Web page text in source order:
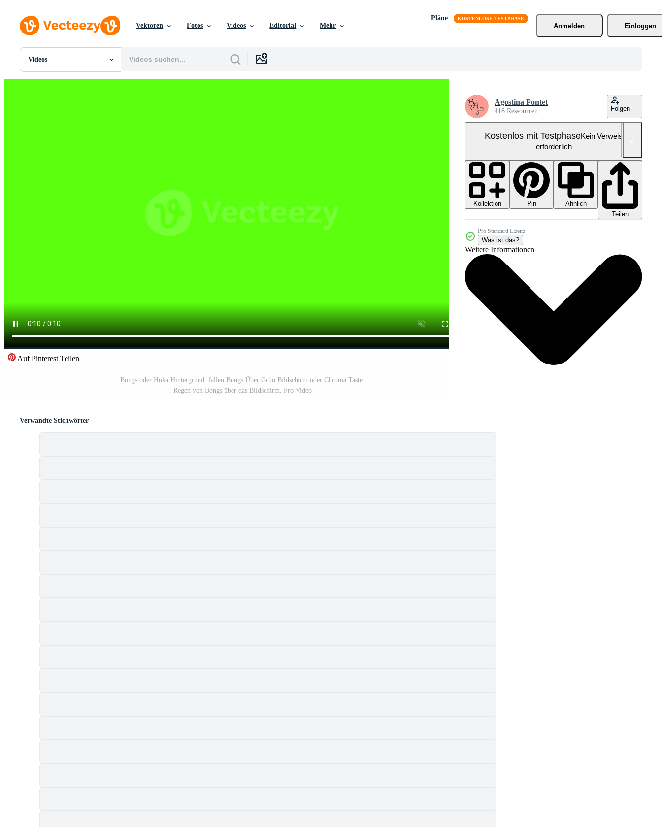
Vektoren Fotos Videos Editorial Mehr
Pläne
Anmelden
Einloggen
Videos
Alle Bilder
Auf Pinterest Teilen
Bongs oder Huka Hintergrund. fallen Bongs Über Grün Bildschirm oder Chroma Taste.
Regen von Bongs über das Bildschirm. Pro Video
Agostina Pontet
418 Ressourcen Folgen
Kostenlos mit TestphaseKein Verweis
erforderlich
Kollektion Pin
Ähnlich
Teilen
Pro Standard Lizenz
Was ist das?
Weitere Informationen
Verwandte Stichwörter